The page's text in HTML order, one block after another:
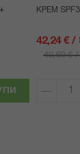
КРЕМ
42,24 € /
49,69 €